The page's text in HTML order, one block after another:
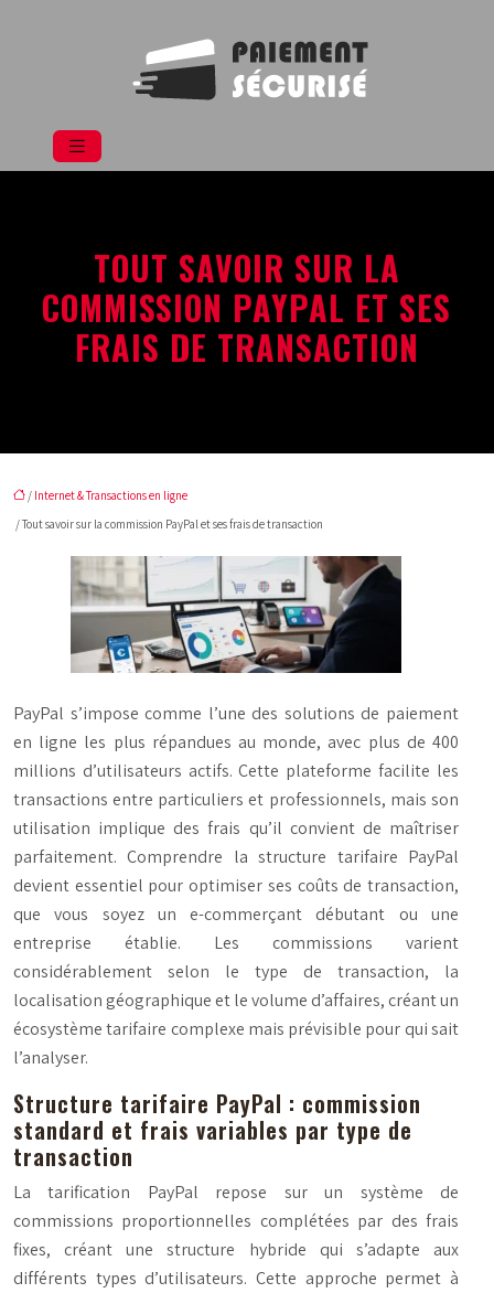
TOUT SAVOIR SUR LA
COMMISSION PAYPAL ET SES
FRAIS DE TRANSACTION
/ Internet & Transactions en ligne
/ Tout savoir sur la commission PayPal et ses frais de transaction
PayPal s’impose comme l’une des solutions de paiement
en ligne les plus répandues au monde, avec plus de 400
millions d’utilisateurs actifs. Cette plateforme facilite les
transactions entre particuliers et professionnels, mais son
utilisation implique des frais qu’il convient de maîtriser
parfaitement. Comprendre la structure tarifaire PayPal
devient essentiel pour optimiser ses coûts de transaction,
que vous soyez un e-commerçant débutant ou une
entreprise établie. Les commissions varient
considérablement selon le type de transaction, la
localisation géographique et le volume d’affaires, créant un
écosystème tarifaire complexe mais prévisible pour qui sait
l’analyser.
Structure tarifaire PayPal : commission
standard et frais variables par type de
transaction
La tarification PayPal repose sur un système de
commissions proportionnelles complétées par des frais
fixes, créant une structure hybride qui s’adapte aux
différents types d’utilisateurs. Cette approche permet à